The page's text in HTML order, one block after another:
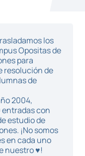
los
Opositas de
para
resolución de
de
2004,
con
estudio de
¡No somos
en cada uno
nuestro ♥!